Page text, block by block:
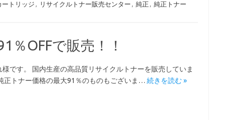
ートリッジ , リサイクルトナー販売センター , 純正 , 純正トナー
OFFで販売！！
様です。 国内生産の高品質リサイクルトナーを販売していま
正トナー価格の最大91％のものもございま… 続きを読む »